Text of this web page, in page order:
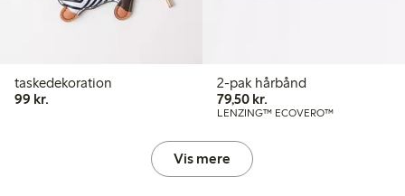
taskedekoration
99 kr.
2-pak hårbånd
79,50 kr.
LENZING™ ECOVERO™
Vis mere